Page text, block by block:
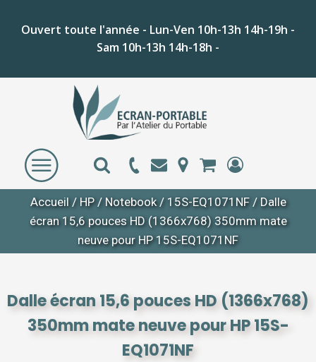
Ouvert toute l'année - Lun-Ven 10h-13h 14h-19h -
Sam 10h-13h 14h-18h -
Accueil/ HP/ Notebook/ 15S-EQ1071NF/ Dalle
écran 15,6 pouces HD (1366x768) 350mm mate
neuve pour HP 15S-EQ1071NF
Dalle écran 15,6 pouces HD (1366x768)
350mm mate neuve pour HP 15S-
EQ1071NF